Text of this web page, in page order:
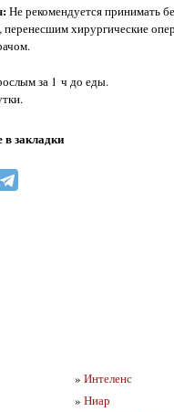
Не рекомендуется принимать
хирургические
за 1 ч до еды.
в закладки
» Интеленс
» Ниар